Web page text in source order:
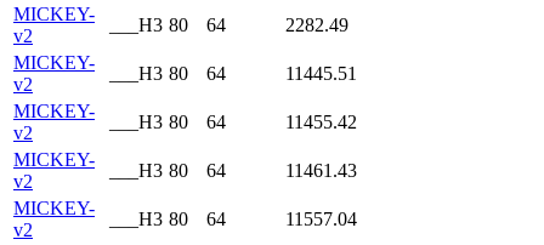
MICKEY-
v2
___H3 80 64
2282.49
MICKEY-
v2
___H3 80 64
11445.51
MICKEY-
v2
___H3 80 64
11455.42
MICKEY-
v2
___H3 80 64
11461.43
MICKEY-
v2
___H3 80 64
11557.04